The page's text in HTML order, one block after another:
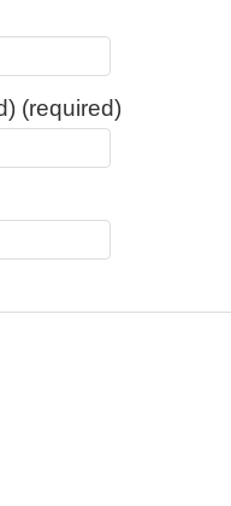
(required)